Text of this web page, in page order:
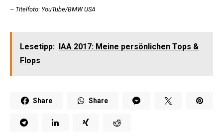
– Titelfoto: YouTube/BMW USA
Lesetipp: IAA 2017: Meine persönlichen Tops &
Flops
Share Share